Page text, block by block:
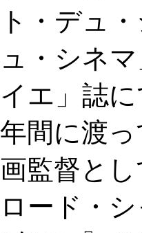
ト・デュ
ュ・シネ
イエ」誌
年間に渡
画監督と
ロード・